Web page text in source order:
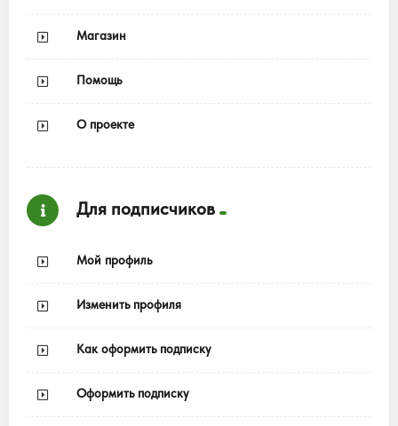
Магазин
Помощь
О проекте
Для подписчиков
Мой профиль
Изменить профиля
Как оформить подписку
Оформить подписку